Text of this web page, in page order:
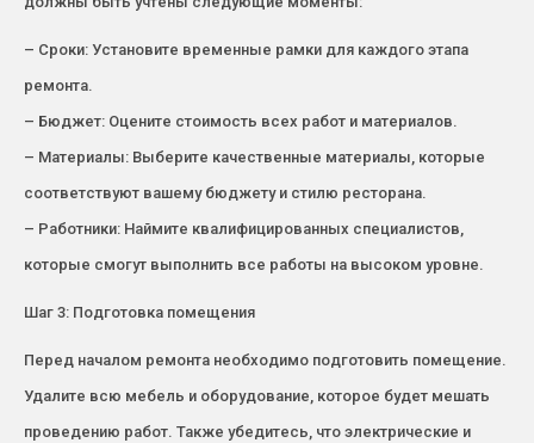
– Сроки: Установите временные рамки для каждого этапа
ремонта.
– Бюджет: Оцените стоимость всех работ и материалов.
– Материалы: Выберите качественные материалы, которые
соответствуют вашему бюджету и стилю ресторана.
– Работники: Наймите квалифицированных специалистов,
которые смогут выполнить все работы на высоком уровне.
Шаг 3: Подготовка помещения
Перед началом ремонта необходимо подготовить помещение.
Удалите всю мебель и оборудование, которое будет мешать
проведению работ. Также убедитесь, что электрические и